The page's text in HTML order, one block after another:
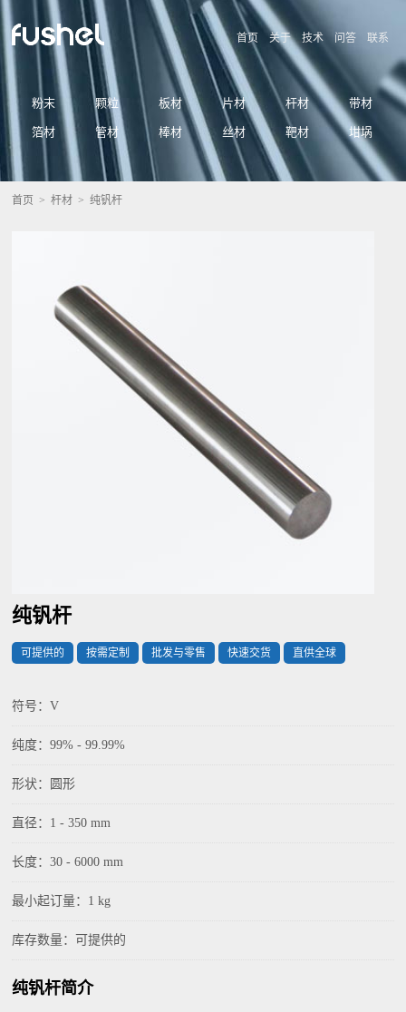
首页 关于 技术 问答 联系
粉末 颗粒 板材 片材 杆材 带材
箔材 管材 棒材 丝材 靶材 坩埚
首页 >杆材 > 纯钒杆
纯钒杆
可提供的 按需定制 批发与零售 快速交货 直供全球
符号：V
纯度：99% - 99.99%
形状：圆形
直径：1 - 350 mm
长度：30 - 6000 mm
最小起订量：1 kg
库存数量：可提供的
纯钒杆简介